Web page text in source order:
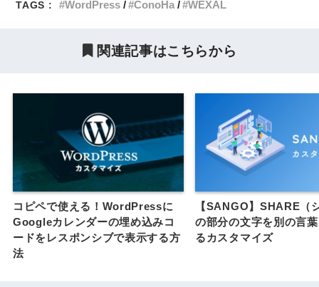
TAGS : WordPress ConoHa WEXAL
関連記事はこちらから
コピペで使える！WordPressに
Googleカレンダーの埋め込みコ
ードをレスポンシブで表示する方
法
【SANGO】SHARE（
の部分の文字を別の言
るカスタマイズ